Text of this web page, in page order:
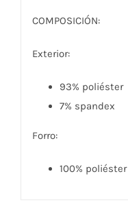
COMPOSICIÓN:
Exterior:
93% poliéster
7% spandex
Forro:
100% poliéster